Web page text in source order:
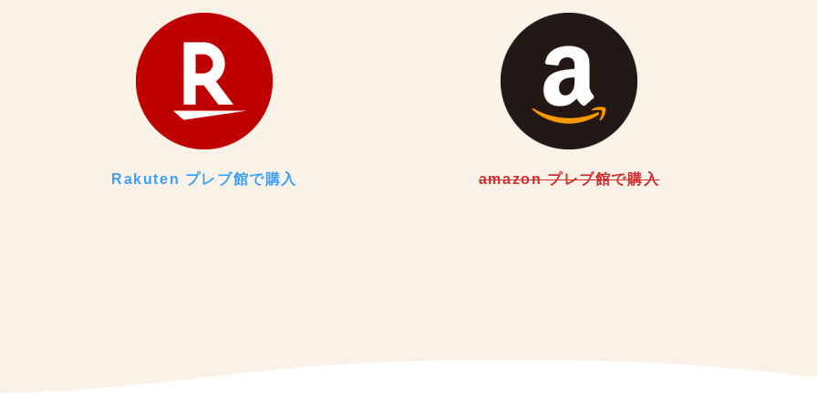
Rakuten プレブ館で購入 amazon プレブ館で購入